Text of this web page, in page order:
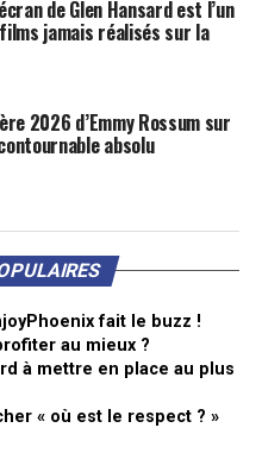
de Glen Hansard est l’un
jamais réalisés sur la
2026 d’Emmy Rossum sur
absolu
fait le buzz !
au mieux ?
à mettre en place au plus
« où est le respect ? »